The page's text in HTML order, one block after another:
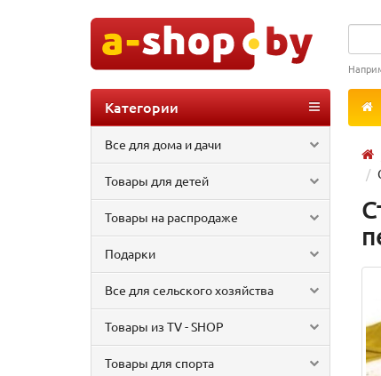
Категории
Все для дома и дачи
Товары для детей
Товары на распродаже
Подарки
Все для сельского хозяйства
Товары из TV - SHOP
Товары для спорта